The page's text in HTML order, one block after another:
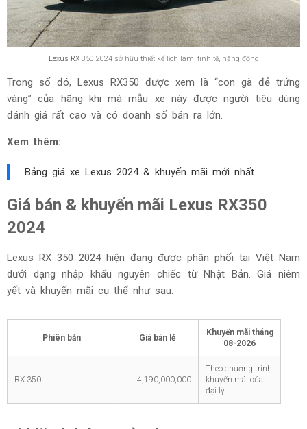
Lexus RX350 2024 sở hữu thiết kế lịch lãm, tinh tế, năng động
Trong số đó, Lexus RX350 được xem là “con gà đẻ trứng
vàng” của hãng khi mà mẫu xe này được người tiêu dùng
đánh giá rất cao và có doanh số bán ra lớn.
Xem thêm:
Bảng giá xe Lexus 2024 & khuyến mãi mới nhất
Giá bán & khuyến mãi Lexus RX350
2024
Lexus RX 350 2024 hiện đang được phân phối tại Việt Nam
dưới dạng nhập khẩu nguyên chiếc từ Nhật Bản. Giá niêm
yết và khuyến mãi cụ thể như sau:
Phiên bản Giá bán lẻ
Khuyến mãi tháng
08-2026
RX 350 4,190,000,000
Theo chương trình
khuyến mãi của
đại lý